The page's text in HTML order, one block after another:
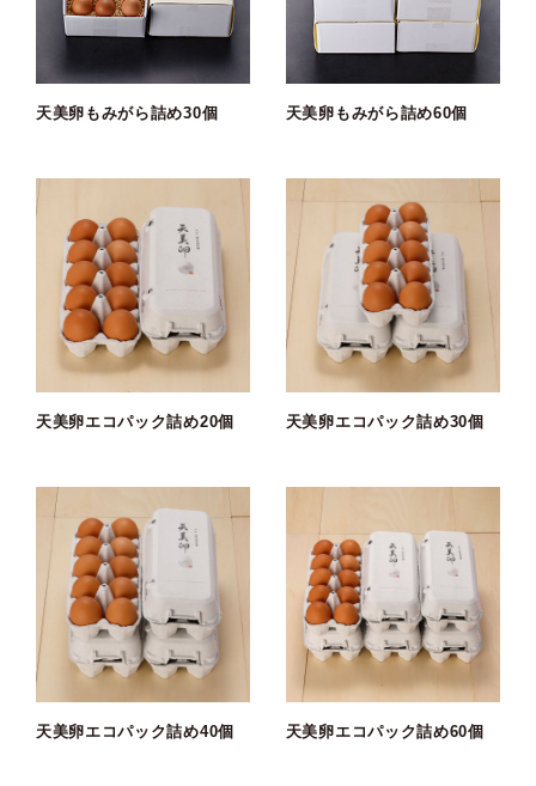
天美卵もみがら詰め30個 天美卵もみがら詰め60個
天美卵エコパック詰め20個 天美卵エコパック詰め30個
天美卵エコパック詰め40個 天美卵エコパック詰め60個